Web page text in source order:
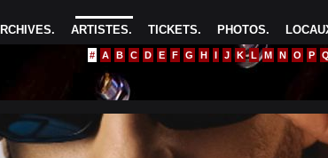
PHOTOS.
TICKETS.
ARTISTES.
.
# A B C D E F G H I J K L M N O P